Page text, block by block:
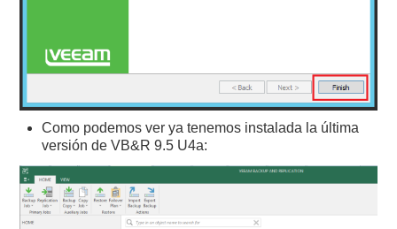
Como podemos ver ya tenemos instalada la última
versión de VB&R 9.5 U4a: